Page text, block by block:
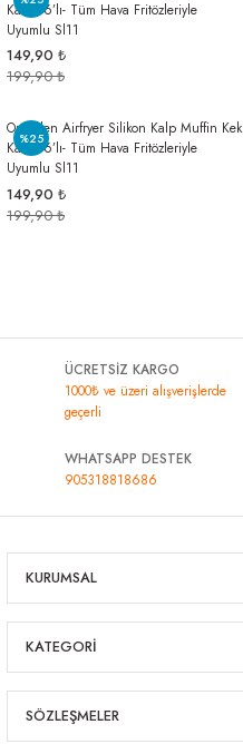
Kalıbı 6’lı- Tüm Hava Fritözleriyle
Uyumlu Sl11
149,90 ₺
199,90 ₺
%25
Onikiden Airfryer Silikon Kalp Muffin Kek
Kalıbı 6’lı- Tüm Hava Fritözleriyle
Uyumlu Sl11
149,90 ₺
199,90 ₺
ÜCRETSİZ KARGO
1000₺ ve üzeri alışverişlerde
geçerli
WHATSAPP DESTEK
905318818686
KURUMSAL
KATEGORİ
SÖZLEŞMELER